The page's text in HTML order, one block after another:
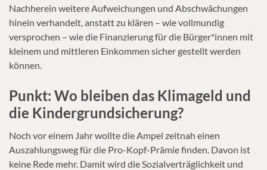
Nachherein weitere Aufweichungen und Abschwächungen
hinein verhandelt, anstatt zu klären – wie vollmundig
versprochen – wie die Finanzierung für die Bürger*innen mit
kleinem und mittleren Einkommen sicher gestellt werden
können.
Punkt: Wo bleiben das Klimageld und
die Kindergrundsicherung?
Noch vor einem Jahr wollte die Ampel zeitnah einen
Auszahlungsweg für die Pro-Kopf-Prämie finden. Davon ist
keine Rede mehr. Damit wird die Sozialverträglichkeit und